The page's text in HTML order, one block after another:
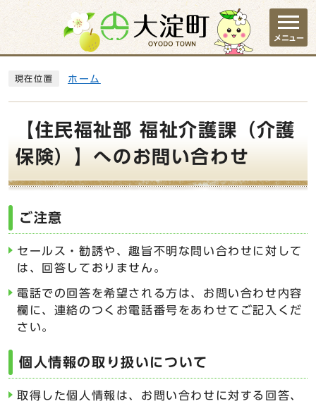
ページの先頭です
メニュー
現在位置 ホーム
【住民福祉部 福祉介護課（介護
保険）】へのお問い合わせ
ご注意
セールス・勧誘や、趣旨不明な問い合わせに対して
は、回答しておりません。
電話での回答を希望される方は、お問い合わせ内容
欄に、連絡のつくお電話番号をあわせてご記入くだ
さい。
個人情報の取り扱いについて
取得した個人情報は、お問い合わせに対する回答、